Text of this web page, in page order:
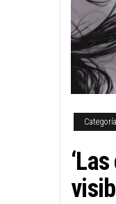
Categoría